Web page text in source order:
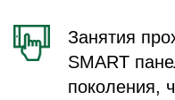
Занятия
SMART
поколения,